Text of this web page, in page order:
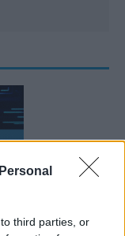
third parties, or